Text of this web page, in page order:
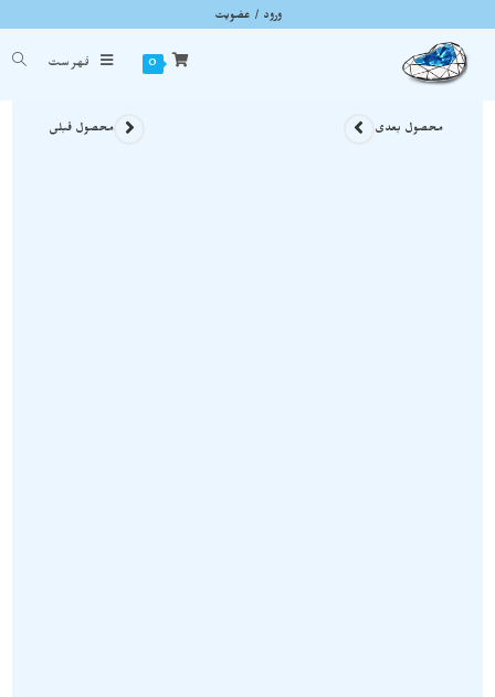
ورود / عضویت
0 فهرست شما اینجا هستید گردنبند سنگ راف جاسپر سفید A124
محصول قبلی محصول بعدی